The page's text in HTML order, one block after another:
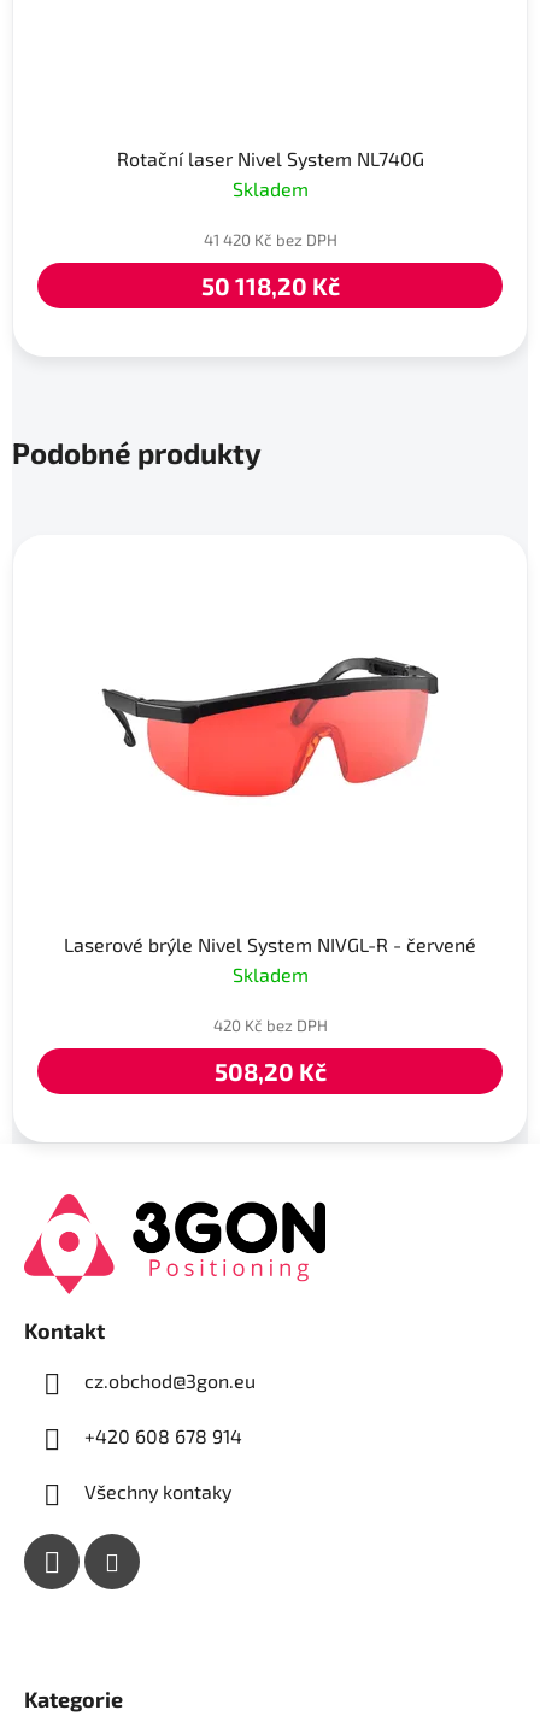
Rotační laser Nivel System NL740G
Skladem
41 420 Kč bez DPH
50 118,20 Kč
Podobné produkty
Laserové brýle Nivel System NIVGL-R - červené
Skladem
420 Kč bez DPH
508,20 Kč
Kontakt
cz.obchod@3gon.eu
+420 608 678 914
Všechny kontaky
Kategorie